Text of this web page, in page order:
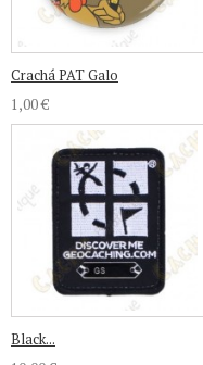
Crachá PAT Galo
1,00 €
Black...